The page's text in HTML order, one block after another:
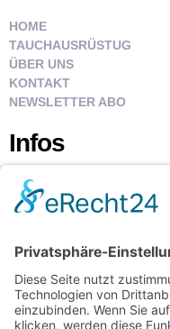
HOME
TAUCHAUSRÜSTUG
ÜBER UNS
KONTAKT
NEWSLETTER ABO
Infos
IMPRESSUM
COPYRIGHT
VERSAND UND ZAHLUNG
AGB
BATTERIEGESETZ
VERPACKUNGSGESETZ